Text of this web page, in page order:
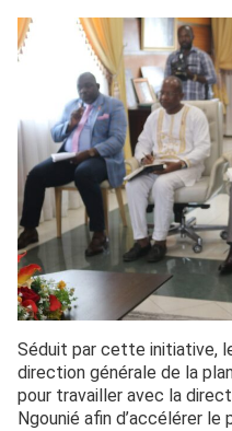
Séduit par cette initiative,
direction générale de la
pour travailler avec la
Ngounié afin d’accélérer le